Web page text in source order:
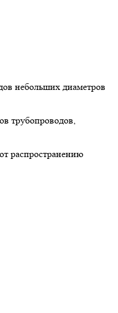
небольших диаметров
трубопроводов,
распространению